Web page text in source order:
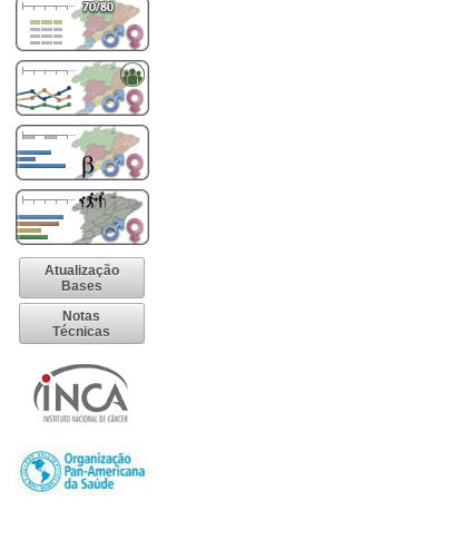
Atualização
Bases
Notas
Técnicas